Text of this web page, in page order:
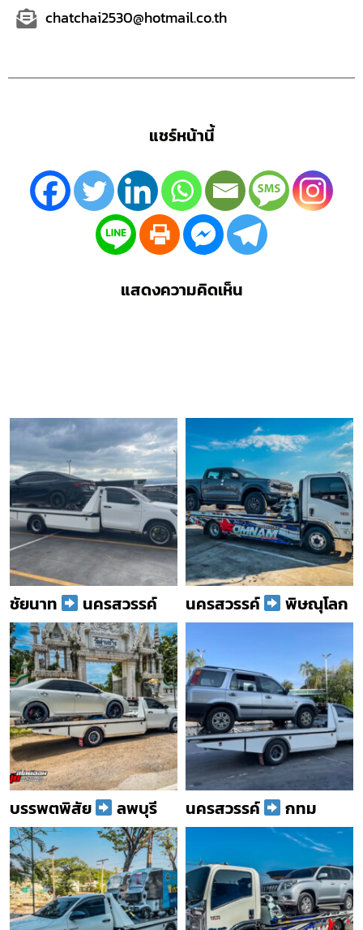
chatchai2530@hotmail.co.th
แชร์หน้านี้
แสดงความคิดเห็น
ชัยนาท นครสวรรค์ นครสวรรค์ พิษณุโลก
บรรพตพิสัย ลพบุรี นครสวรรค์ กทม